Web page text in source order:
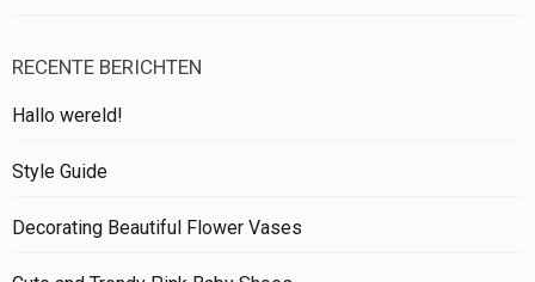
RECENTE BERICHTEN
Hallo wereld!
Style Guide
Decorating Beautiful Flower Vases